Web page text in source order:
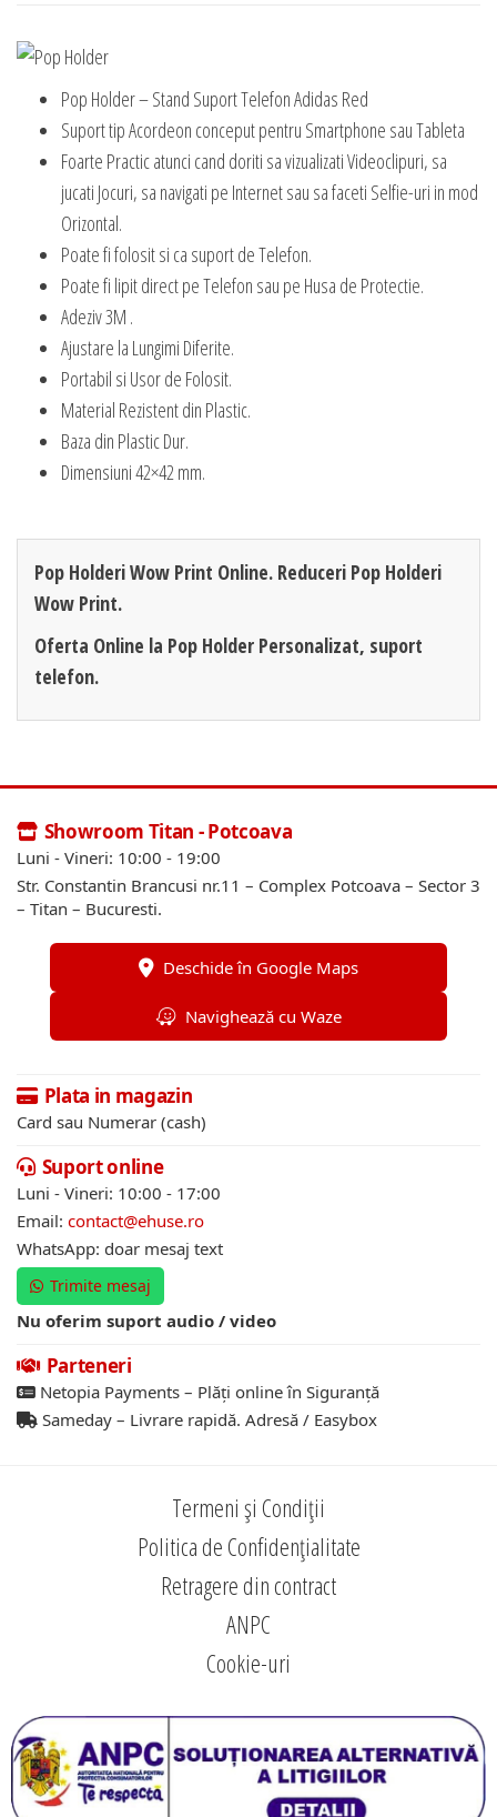
Pop Holder – Stand Suport Telefon Adidas Red
Suport tip Acordeon conceput pentru Smartphone sau Tableta
Foarte Practic atunci cand doriti sa vizualizati Videoclipuri, sa
jucati Jocuri, sa navigati pe Internet sau sa faceti Selfie-uri in mod
Orizontal.
Poate fi folosit si ca suport de Telefon.
Poate fi lipit direct pe Telefon sau pe Husa de Protectie.
Adeziv 3M .
Ajustare la Lungimi Diferite.
Portabil si Usor de Folosit.
Material Rezistent din Plastic.
Baza din Plastic Dur.
Dimensiuni 42×42 mm.
Pop Holderi Wow Print Online. Reduceri Pop Holderi
Wow Print.
Oferta Online la Pop Holder Personalizat, suport
telefon.
Showroom Titan - Potcoava
Luni - Vineri: 10:00 - 19:00
Str. Constantin Brancusi nr.11 – Complex Potcoava – Sector 3
– Titan – Bucuresti.
Deschide în Google Maps
Navighează cu Waze
Plata in magazin
Card sau Numerar (cash)
Suport online
Luni - Vineri: 10:00 - 17:00
Email: contact@ehuse.ro
WhatsApp: doar mesaj text
Trimite mesaj
Nu oferim suport audio / video
Parteneri
Netopia Payments – Plăți online în Siguranță
Sameday – Livrare rapidă. Adresă / Easybox
Termeni și Condiții
Politica de Confidențialitate
Retragere din contract
ANPC
Cookie-uri